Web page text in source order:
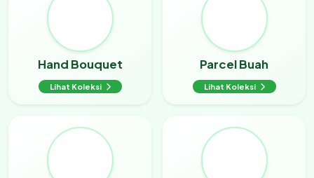
Hand Bouquet
Lihat Koleksi
Parcel Buah
Lihat Koleksi